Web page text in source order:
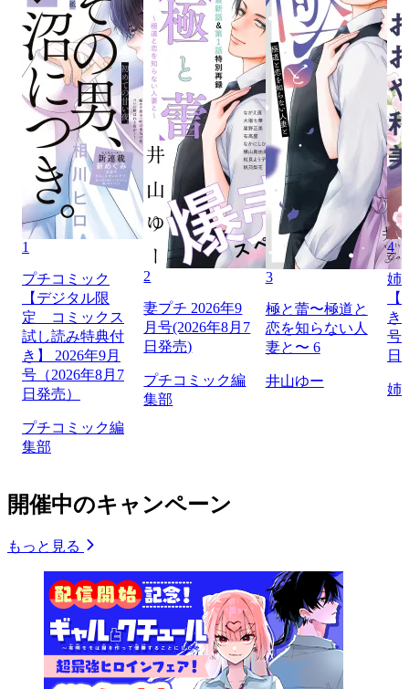
1
プチコミック
【デジタル限
定 コミックス
試し読み特典付
き】 2026年9月
号（2026年8月7
日発売）
プチコミック編
集部
2
妻プチ 2026年9
月号(2026年8月7
日発売)
プチコミック編
集部
3
極と蕾〜極道と
恋を知らない人
妻と〜 6
井山ゆー
4
姉
き
号
日
姉
開催中のキャンペーン
もっと見る